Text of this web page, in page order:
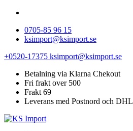
0705-85 96 15
ksimport@ksimport.se
+0520-17375 ksimport@ksimport.se
Betalning via Klarna Chekout
Fri frakt over 500
Frakt 69
Leverans med Postnord och DHL